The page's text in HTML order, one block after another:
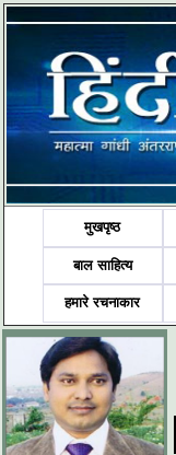
मुखपृष्ठ
बाल साहित्य
हमारे रचनाकार